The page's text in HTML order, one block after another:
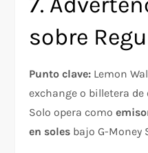
sobre
Punto clave: Lemon
exchange o billetera
Solo opera como
en soles bajo G-Money